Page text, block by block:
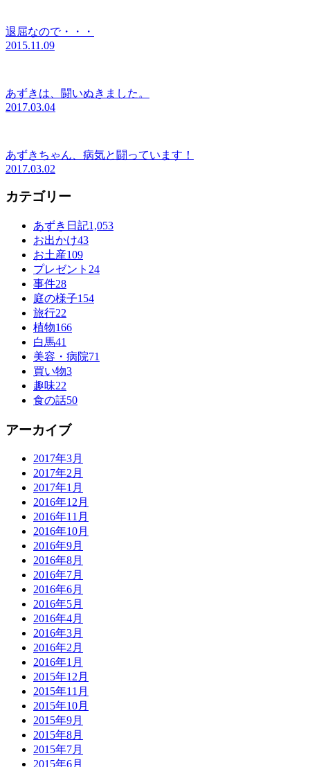
退屈なので・・・
2015.11.09
あずきは、闘いぬきました。
2017.03.04
あずきちゃん、病気と闘っています！
2017.03.02
カテゴリー
あずき日記1,053
お出かけ43
お土産109
プレゼント 24
事件28
庭の様子154
旅行22
植物166
白馬41
美容・病院71
買い物3
趣味22
食の話50
アーカイブ
2017年3月
2017年2月
2017年1月
2016年12月
2016年11月
2016年10月
2016年9月
2016年8月
2016年7月
2016年6月
2016年5月
2016年4月
2016年3月
2016年2月
2016年1月
2015年12月
2015年11月
2015年10月
2015年9月
2015年8月
2015年7月
2015年6月